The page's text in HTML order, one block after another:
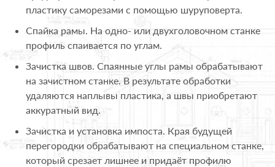
пластику саморезами с помощью шуруповерта.
Спайка рамы. На одно- или двухголовочном станке
профиль спаивается по углам.
Зачистка швов. Спаянные углы рамы обрабатывают
на зачистном станке. В результате обработки
удаляются наплывы пластика, а швы приобретают
аккуратный вид.
Зачистка и установка импоста. Края будущей
перегородки обрабатывают на специальном станке,
который срезает лишнее и придаёт профилю